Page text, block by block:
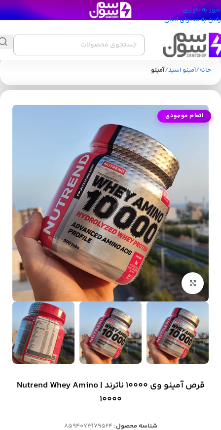
عبور به ناوبری
رفتن به محتوای اصلی
خانه آمینو اسید آمینو
اتمام موجودی
بزرگنمایی تصویر
قرص آمینو وی 10000 ناترند | Nutrend Whey Amino
10000
شناسه محصول:8594073179524